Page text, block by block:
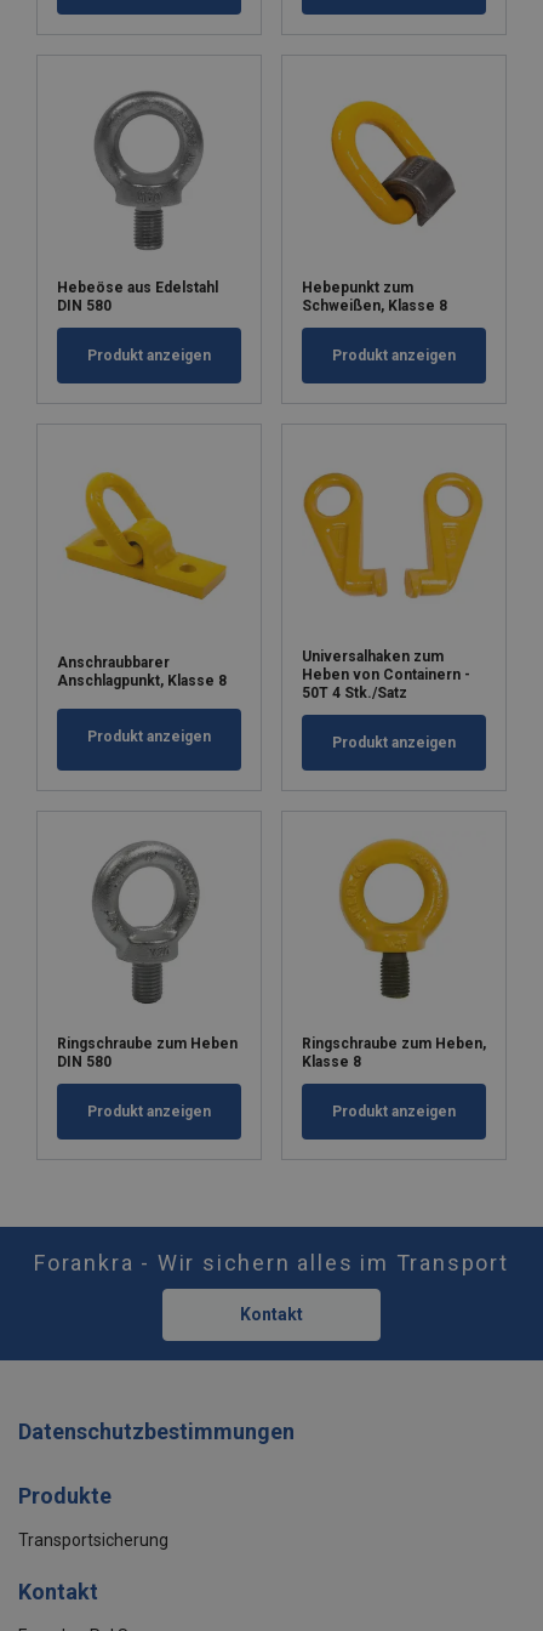
Hebeöse aus Edelstahl
DIN 580
Produkt anzeigen
Hebepunkt zum
Schweißen, Klasse 8
Produkt anzeigen
Anschraubbarer
Anschlagpunkt, Klasse 8
Produkt anzeigen
Universalhaken zum
Heben von Containern -
50T 4 Stk./Satz
Produkt anzeigen
Ringschraube zum Heben
DIN 580
Produkt anzeigen
Ringschraube zum Heben,
Klasse 8
Produkt anzeigen
Forankra - Wir sichern alles im Transport
Kontakt
Datenschutzbestimmungen
Produkte
Transportsicherung
Kontakt